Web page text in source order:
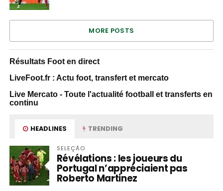
MORE POSTS
Résultats Foot en direct
LiveFoot.fr : Actu foot, transfert et mercato
Live Mercato - Toute l'actualité football et transferts en
continu
HEADLINES TRENDING
SELEÇÃO
Révélations : les joueurs du
Portugal n’appréciaient pas
Roberto Martinez